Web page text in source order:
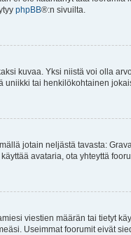
phpBB®:n sivuilta.
kuvaa. Yksi niistä voi olla
tai henkilökohtainen
jotain neljästä tavasta:
avataria, ota yhteyttä
viestien määrän tai tietyt
Useimmat foorumit eivät